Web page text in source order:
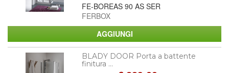
FE-BOREAS 90 AS SER
FERBOX
BLADY DOOR Porta a battente
finitura ...